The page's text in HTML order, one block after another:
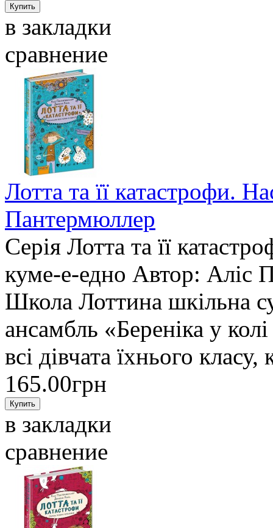
в закладки
сравнение
Лотта та її катастрофи.
Пантермюллер
Серія Лотта та її
куме-е-едно Автор: Аліс
Школа Лоттина шкільна
ансамбль «Береніка у
всі дівчата їхнього
165.00грн
в закладки
сравнение